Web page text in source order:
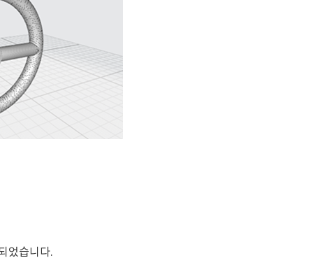
었습니다.